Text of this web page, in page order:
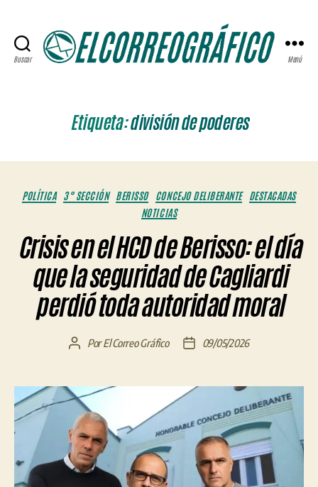
Buscar Menú
Etiqueta:división de poderes
Categorías
POLÍTICA 3° SECCIÓN BERISSO CONCEJO DELIBERANTE
DESTACADAS
NOTICIAS
Crisis en el HCD de Berisso: el día
que la seguridad de Cagliardi
perdió toda autoridad moral
Autor
entrada
PorEl Correo Gráfico
Fecha
entrada
09/05/2026